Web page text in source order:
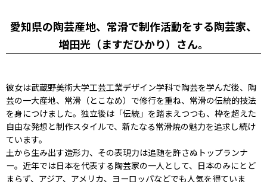
愛知県の陶芸産地、常滑で制作活動をする陶芸家、
増田光（ますだひかり）さん。
彼女は武蔵野美術大学工芸工業デザイン学科で陶芸を学んだ後、陶
芸の一大産地、常滑（とこなめ）で修行を重ね、常滑の伝統的技法
を身につけました。独立後は「伝統」を踏まえつつも、枠を超えた
自由な発想と制作スタイルで、新たなる常滑焼の魅力を追求し続け
ています。
土から生み出す造形力、その表現力は追随を許さぬトップランナ
ー。近年では日本を代表する陶芸家の一人として、日本のみにとど
まらず、アジア、アメリカ、ヨーロッパなどでも人気を得ていま